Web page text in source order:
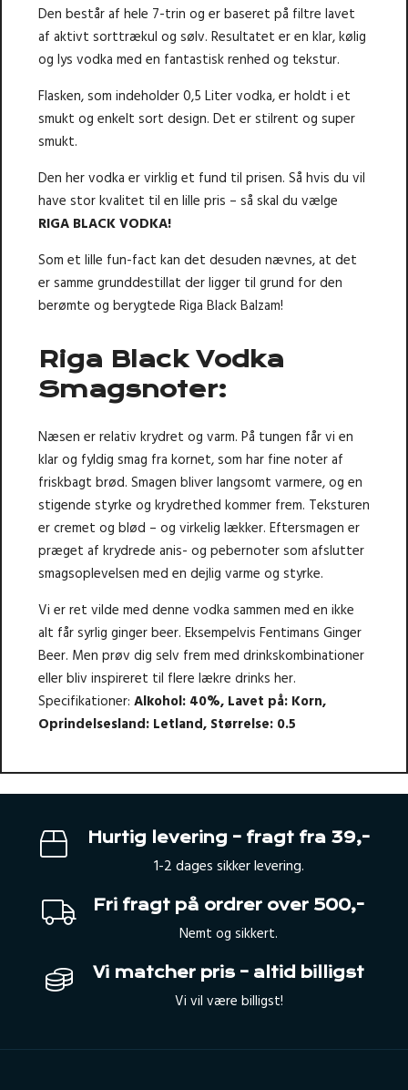
Den består af hele 7-trin og er baseret på filtre lavet
af aktivt sorttrækul og sølv. Resultatet er en klar, kølig
og lys vodka med en fantastisk renhed og tekstur.
Flasken, som indeholder 0,5 Liter vodka, er holdt i et
smukt og enkelt sort design. Det er stilrent og super
smukt.
Den her vodka er virklig et fund til prisen. Så hvis du vil
have stor kvalitet til en lille pris – så skal du vælge
RIGA BLACK VODKA!
Som et lille fun-fact kan det desuden nævnes, at det
er samme grunddestillat der ligger til grund for den
berømte og berygtede Riga Black Balzam!
Riga Black Vodka
Smagsnoter:
Næsen er relativ krydret og varm. På tungen får vi en
klar og fyldig smag fra kornet, som har fine noter af
friskbagt brød. Smagen bliver langsomt varmere, og en
stigende styrke og krydrethed kommer frem. Teksturen
er cremet og blød – og virkelig lækker. Eftersmagen er
præget af krydrede anis- og pebernoter som afslutter
smagsoplevelsen med en dejlig varme og styrke.
Vi er ret vilde med denne vodka sammen med en ikke
alt får syrlig ginger beer. Eksempelvis Fentimans Ginger
Beer. Men prøv dig selv frem med drinkskombinationer
eller bliv inspireret til flere lækre drinks her.
Specifikationer: Alkohol: 40%, Lavet på: Korn,
Oprindelsesland: Letland, Størrelse: 0.5
Hurtig levering – fragt fra 39,-
1-2 dages sikker levering.
Fri fragt på ordrer over 500,-
Nemt og sikkert.
Vi matcher pris – altid billigst
Vi vil være billigst!